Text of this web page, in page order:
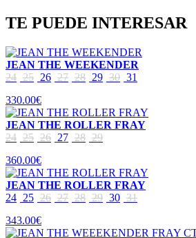
TE PUEDE INTERESAR
JEAN THE WEEKENDER
24 25 26 27 28 29 30 31
330.00€
JEAN THE ROLLER FRAY
24 25 26 27 28 29
360.00€
JEAN THE ROLLER FRAY
24 25 26 27 28 29 30 31
343.00€